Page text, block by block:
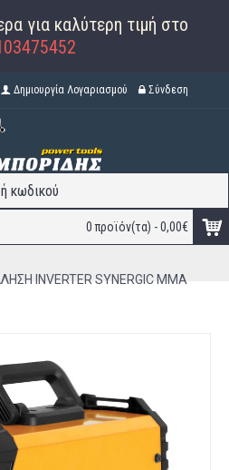
για καλύτερη τιμή στο
Δημιουργία Λογαριασμού Σύνδεση
0 προϊόν(τα) - 0,00€
INVERTER SYNERGIC MMA